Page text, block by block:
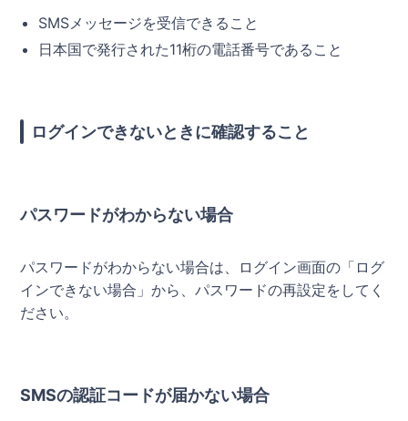
SMSメッセージを受信できること
日本国で発行された11桁の電話番号であること
ログインできないときに確認すること
パスワードがわからない場合
パスワードがわからない場合は、ログイン画面の「ログ
インできない場合」から、パスワードの再設定をしてく
ださい。
SMSの認証コードが届かない場合